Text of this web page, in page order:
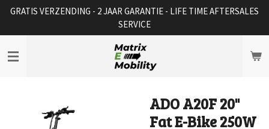
Ga
naar
de
hoofdinhoud
GRATIS VERZENDING - 2 JAAR GARANTIE - LIFE TIME AFTERSALES
SERVICE
ADO A20F 20"
Fat E-Bike 250W